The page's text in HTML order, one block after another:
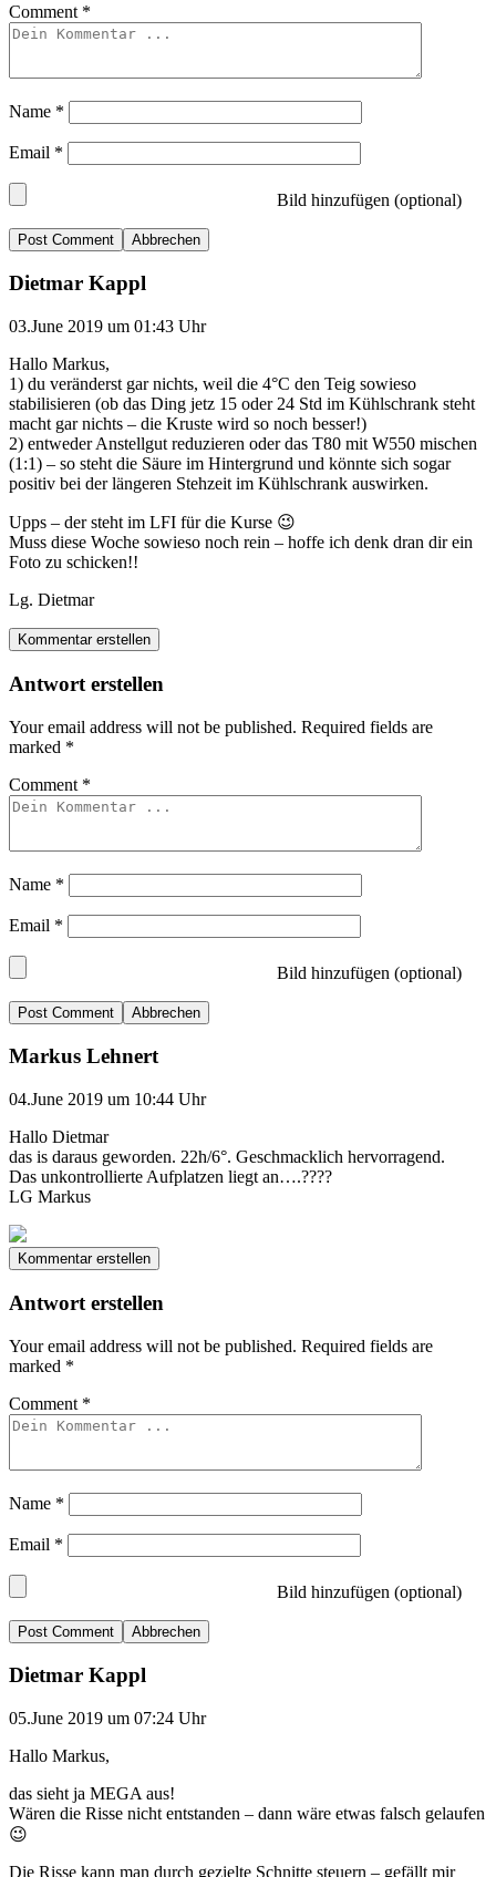
Comment *
Name *
Email *
Bild hinzufügen (optional)
Abbrechen
Dietmar Kappl
03.June 2019 um 01:43 Uhr
Hallo Markus,
1) du veränderst gar nichts, weil die 4°C den Teig sowieso
stabilisieren (ob das Ding jetz 15 oder 24 Std im Kühlschrank steht
macht gar nichts – die Kruste wird so noch besser!)
2) entweder Anstellgut reduzieren oder das T80 mit W550 mischen
(1:1) – so steht die Säure im Hintergrund und könnte sich sogar
positiv bei der längeren Stehzeit im Kühlschrank auswirken.
Upps – der steht im LFI für die Kurse 😉
Muss diese Woche sowieso noch rein – hoffe ich denk dran dir ein
Foto zu schicken!!
Lg. Dietmar
Kommentar erstellen
Antwort erstellen
Your email address will not be published. Required fields are
marked *
Comment *
Name *
Email *
Bild hinzufügen (optional)
Abbrechen
Markus Lehnert
04.June 2019 um 10:44 Uhr
Hallo Dietmar
das is daraus geworden. 22h/6°. Geschmacklich hervorragend.
Das unkontrollierte Aufplatzen liegt an….????
LG Markus
Kommentar erstellen
Antwort erstellen
Your email address will not be published. Required fields are
marked *
Comment *
Name *
Email *
Bild hinzufügen (optional)
Abbrechen
Dietmar Kappl
05.June 2019 um 07:24 Uhr
Hallo Markus,
das sieht ja MEGA aus!
Wären die Risse nicht entstanden – dann wäre etwas falsch gelaufen
😉
Die Risse kann man durch gezielte Schnitte steuern – gefällt mir